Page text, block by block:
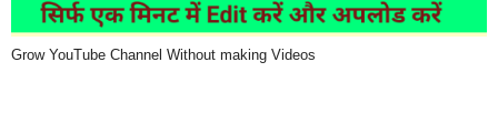
Grow YouTube Channel Without making Videos